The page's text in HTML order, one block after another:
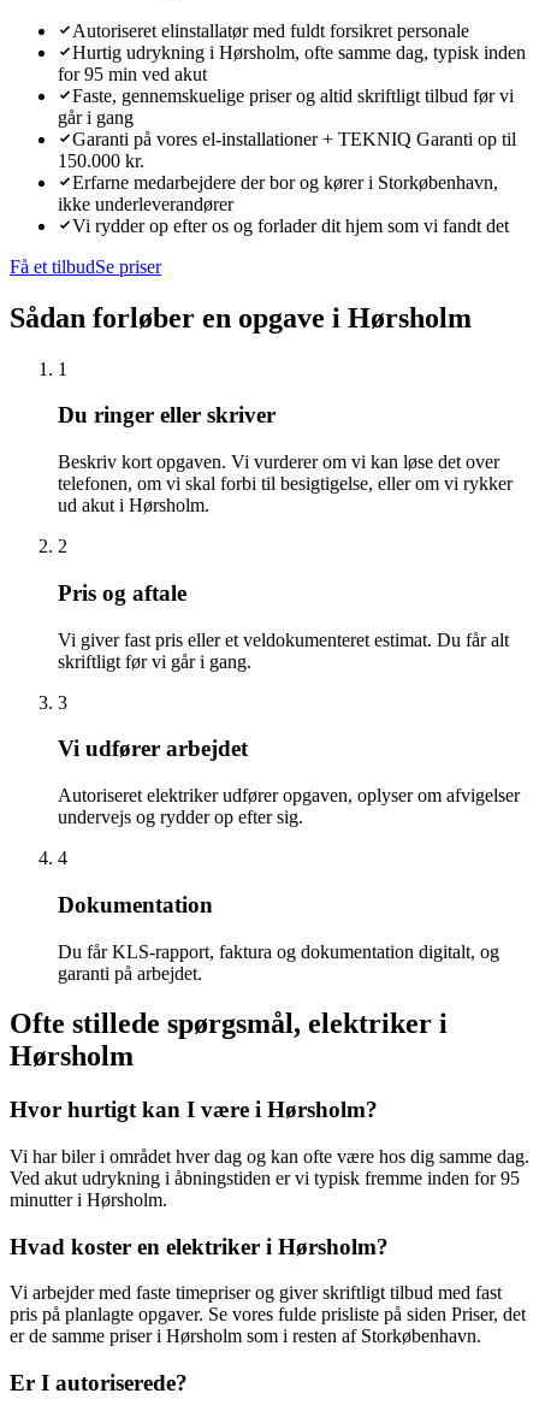
Autoriseret elinstallatør med fuldt forsikret personale
Hurtig udrykning i Hørsholm, ofte samme dag, typisk inden
for 95 min ved akut
Faste, gennemskuelige priser og altid skriftligt tilbud før vi
går i gang
Garanti på vores el-installationer + TEKNIQ Garanti op til
150.000 kr.
Erfarne medarbejdere der bor og kører i Storkøbenhavn,
ikke underleverandører
Vi rydder op efter os og forlader dit hjem som vi fandt det
Få et tilbudSe priser
Sådan forløber en opgave i Hørsholm
1
Du ringer eller skriver
Beskriv kort opgaven. Vi vurderer om vi kan løse det over
telefonen, om vi skal forbi til besigtigelse, eller om vi rykker
ud akut i Hørsholm.
2
Pris og aftale
Vi giver fast pris eller et veldokumenteret estimat. Du får alt
skriftligt før vi går i gang.
3
Vi udfører arbejdet
Autoriseret elektriker udfører opgaven, oplyser om afvigelser
undervejs og rydder op efter sig.
4
Dokumentation
Du får KLS-rapport, faktura og dokumentation digitalt, og
garanti på arbejdet.
Ofte stillede spørgsmål, elektriker i
Hørsholm
Hvor hurtigt kan I være i Hørsholm?
Vi har biler i området hver dag og kan ofte være hos dig samme dag.
Ved akut udrykning i åbningstiden er vi typisk fremme inden for 95
minutter i Hørsholm.
Hvad koster en elektriker i Hørsholm?
Vi arbejder med faste timepriser og giver skriftligt tilbud med fast
pris på planlagte opgaver. Se vores fulde prisliste på siden Priser, det
er de samme priser i Hørsholm som i resten af Storkøbenhavn.
Er I autoriserede?